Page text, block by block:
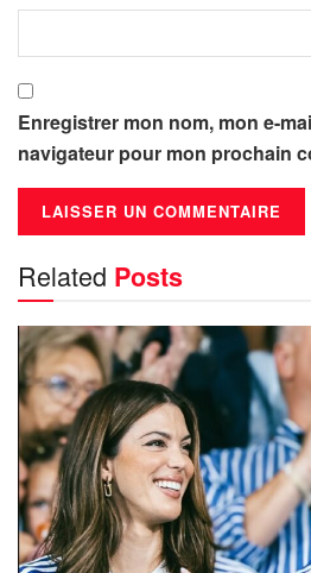
Enregistrer mon nom, mon e-
navigateur pour mon prochain
Related Posts